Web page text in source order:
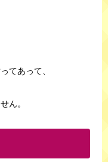
てあって、
ん。